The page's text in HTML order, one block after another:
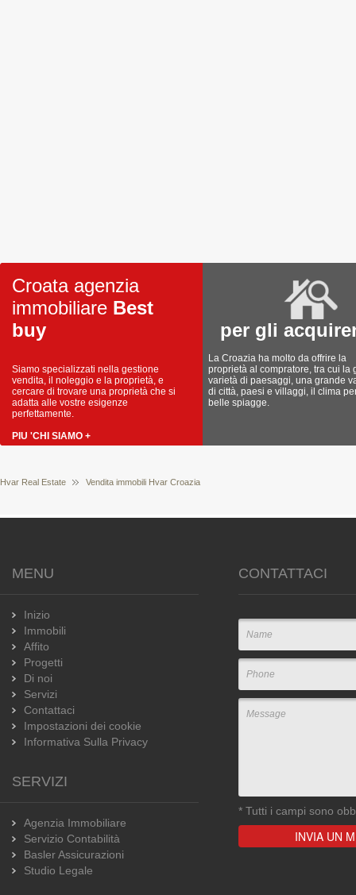
Croata agenzia
immobiliare Best
buy
Siamo specializzati nella gestione
vendita, il noleggio e la proprietà, e
cercare di trovare una proprietà che si
adatta alle vostre esigenze
perfettamente.
PIU 'CHI SIAMO +
per gli
La Croazia ha molto da offrire la
proprietà al compratore, tra cui la
varietà di paesaggi, una grande
di città, paesi e villaggi, il clima
belle spiagge.
Hvar Real Estate Vendita immobili Hvar Croazia
MENU
Inizio
Immobili
Affito
Progetti
Di noi
Servizi
Contattaci
Impostazioni dei cookie
Informativa Sulla Privacy
SERVIZI
Agenzia Immobiliare
Servizio Contabilità
Basler Assicurazioni
Studio Legale
CONTATTACI
* Tutti i campi sono